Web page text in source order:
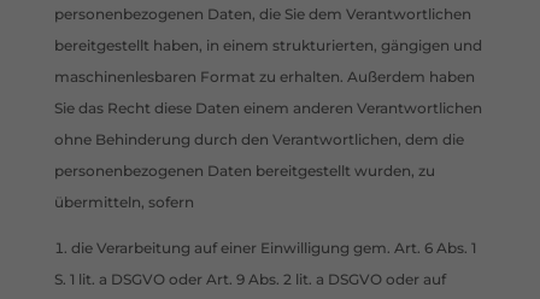
personenbezogenen Daten, die Sie dem Verantwortlichen
bereitgestellt haben, in einem strukturierten, gängigen und
maschinenlesbaren Format zu erhalten. Außerdem haben
Sie das Recht diese Daten einem anderen Verantwortlichen
ohne Behinderung durch den Verantwortlichen, dem die
personenbezogenen Daten bereitgestellt wurden, zu
übermitteln, sofern
die Verarbeitung auf einer Einwilligung gem. Art. 6 Abs. 1
S. 1 lit. a DSGVO oder Art. 9 Abs. 2 lit. a DSGVO oder auf